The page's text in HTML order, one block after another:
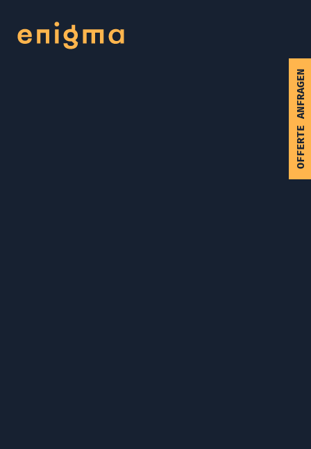
OFFERTE ANFRAGEN